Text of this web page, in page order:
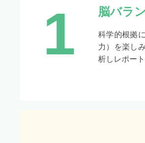
1 脳バラ
科学的根拠
力）を楽し
析しレポー